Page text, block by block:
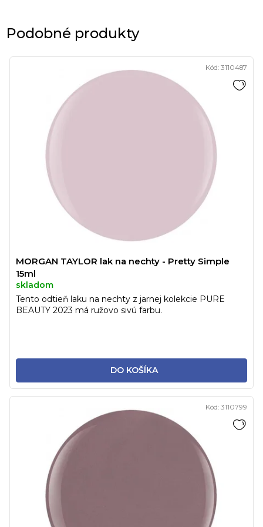
Podobné produkty
MORGAN TAYLOR lak na nechty - Pretty Simple
15ml
skladom
DO KOŠÍKA
Tento odtieň laku na nechty z jarnej kolekcie PURE
BEAUTY 2023 má ružovo sivú farbu.
Kód: 3110487
Kód: 3110799